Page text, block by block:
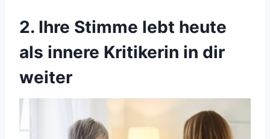
2. Ihre Stimme lebt heute
als innere Kritikerin in dir
weiter